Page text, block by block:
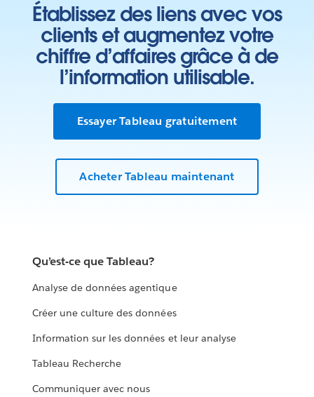
Établissez des liens avec vos
clients et augmentez votre
chiffre d’affaires grâce à de
l’information utilisable.
Essayer Tableau gratuitement
Acheter Tableau maintenant
Qu’est-ce que Tableau?
Analyse de données agentique
Créer une culture des données
Information sur les données et leur analyse
Tableau Recherche
Communiquer avec nous